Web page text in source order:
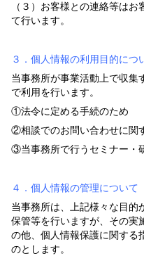
（３）お客様との連絡等は
て行います。
３．個人情報の利用目的につ
当事務所が事業活動上で収集
で利用を行います。
①法令に定める手続のため
②相談でのお問い合わせに関
③当事務所で行うセミナー・
４．個人情報の管理について
当事務所は、上記様々な目的
保管等を行いますが、その実
の他、個人情報保護に関する
のとします。